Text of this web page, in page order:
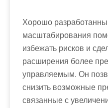
Хорошо
масштабирования
избежать рисков и
расширения более
управляемым. Он
снизить возможные
связанные с